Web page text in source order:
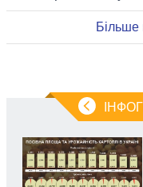
Більше